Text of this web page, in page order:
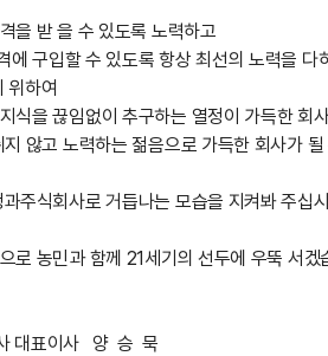
을 받 을 수 있도록 노력하고
에 구입할 수 있도록 항상 최선의 노력을 다
위하여
식을 끊임없이 추구하는 열정이 가득한 회
않고 노력하는 젊음으로 가득한 회사가
주식회사로 거듭나는 모습을 지켜봐 주십
로 농민과 함께 21세기의 선두에 우뚝 서겠
대표이사 양 승 묵